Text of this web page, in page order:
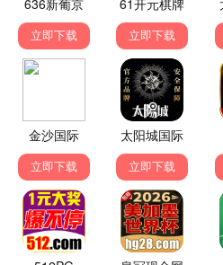
梦华录
古装